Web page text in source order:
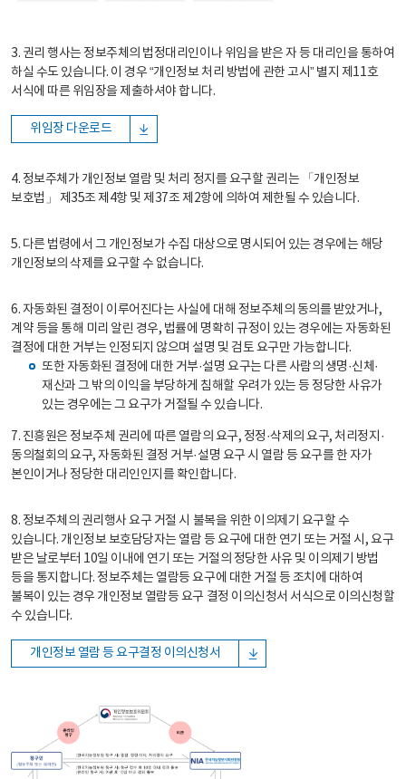
3. 권리 행사는 정보주체의 법정대리인이나 위임을 받은 자 등 대리인을 통하여
하실 수도 있습니다. 이 경우 “개인정보 처리 방법에 관한 고시” 별지 제11호
서식에 따른 위임장을 제출하셔야 합니다.
위임장 다운로드
4. 정보주체가 개인정보 열람 및 처리 정지를 요구할 권리는 「개인정보
보호법」 제35조 제4항 및 제37조 제2항에 의하여 제한될 수 있습니다.
5. 다른 법령에서 그 개인정보가 수집 대상으로 명시되어 있는 경우에는 해당
개인정보의 삭제를 요구할 수 없습니다.
6. 자동화된 결정이 이루어진다는 사실에 대해 정보주체의 동의를 받았거나,
계약 등을 통해 미리 알린 경우, 법률에 명확히 규정이 있는 경우에는 자동화된
결정에 대한 거부는 인정되지 않으며 설명 및 검토 요구만 가능합니다.
또한 자동화된 결정에 대한 거부·설명 요구는 다른 사람의 생명·신체·
재산과 그 밖의 이익을 부당하게 침해할 우려가 있는 등 정당한 사유가
있는 경우에는 그 요구가 거절될 수 있습니다.
7. 진흥원은 정보주체 권리에 따른 열람의 요구, 정정·삭제의 요구, 처리정지·
동의철회의 요구, 자동화된 결정 거부·설명 요구 시 열람 등 요구를 한 자가
본인이거나 정당한 대리인인지를 확인합니다.
8. 정보주체의 권리행사 요구 거절 시 불복을 위한 이의제기 요구할 수
있습니다. 개인정보 보호담당자는 열람 등 요구에 대한 연기 또는 거절 시, 요구
받은 날로부터 10일 이내에 연기 또는 거절의 정당한 사유 및 이의제기 방법
등을 통지합니다. 정보주체는 열람등 요구에 대한 거절 등 조치에 대하여
불복이 있는 경우 개인정보 열람등 요구 결정 이의신청서 서식으로 이의신청할
수 있습니다.
개인정보 열람 등 요구결정 이의신청서